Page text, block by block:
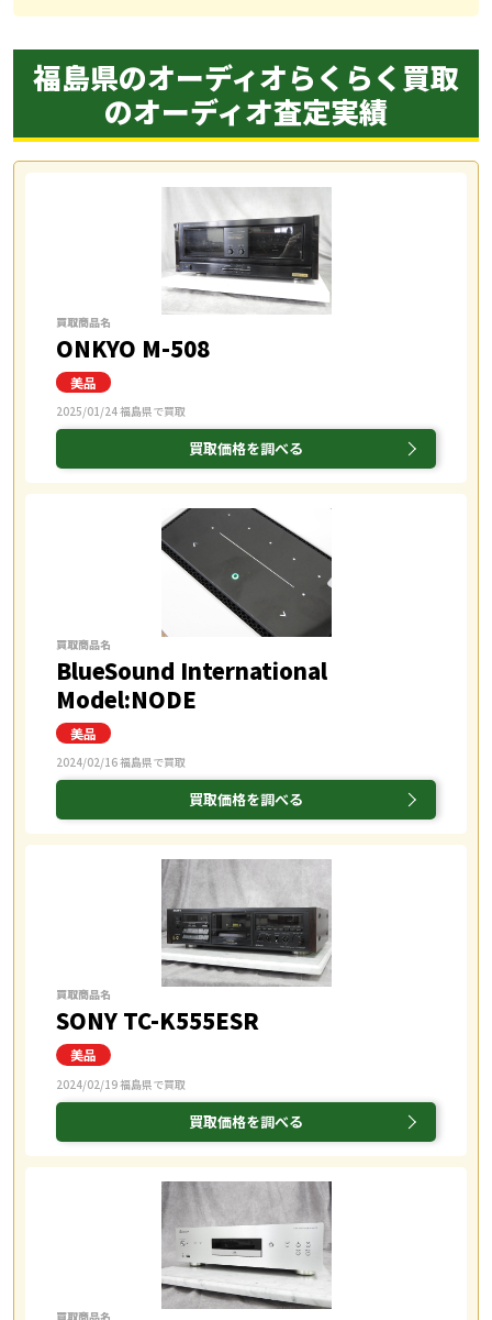
福島県のオーディオらくらく買取
のオーディオ査定実績
買取商品名
ONKYO M-508
2025/01/24 福島県で買取
買取価格を調べる
買取商品名
BlueSound International
Model:NODE
2024/02/16 福島県で買取
買取価格を調べる
買取商品名
SONY TC-K555ESR
2024/02/19 福島県で買取
買取価格を調べる
買取商品名